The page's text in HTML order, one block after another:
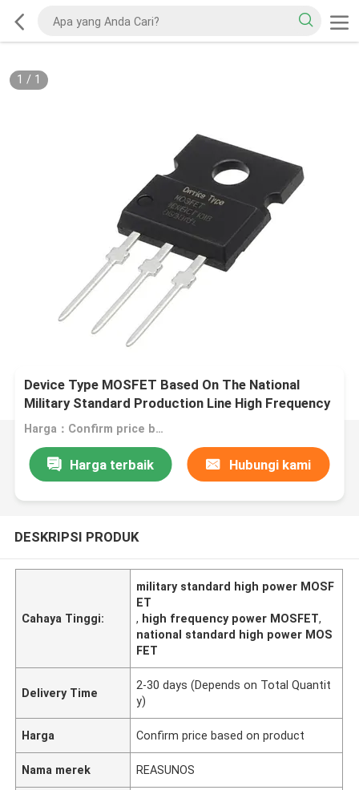
1 / 1
Device Type MOSFET Based On The National
Military Standard Production Line High Frequency
MOSFET
Harga：Confirm price based on product
Harga terbaik Hubungi kami
DESKRIPSI PRODUK
Cahaya Tinggi:
military standard high power MOSF
ET
, high frequency power MOSFET,
national standard high power MOS
FET
Delivery Time
2-30 days (Depends on Total Quantit
y)
Harga Confirm price based on product
Nama merek REASUNOS